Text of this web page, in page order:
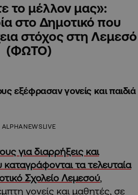
το μέλλον μας»:
στο Δημοτικό που
στόχος στη Λεμεσό
(ΦΩΤΟ)
εξέφρασαν γονείς και παιδιά
ALPHANEWSLIVE
για διαρρήξεις και
τα τελευταία
Σχολείο Λεμεσού,
γονείς και μαθητές, σε